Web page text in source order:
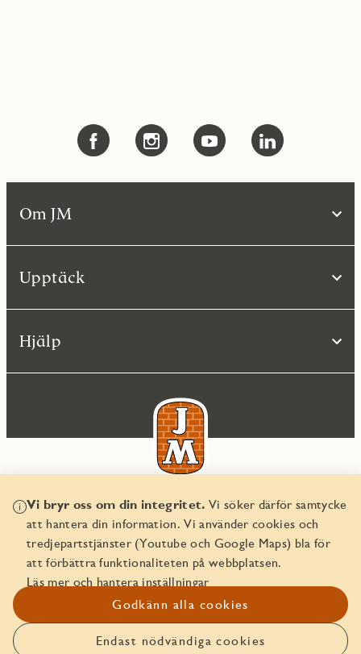
Vi bryr oss om din integritet. Vi söker därför samtycke
att hantera din information. Vi använder cookies och
tredjepartstjänster (Youtube och Google Maps) bla för
att förbättra funktionaliteten på webbplatsen.
Läs mer och hantera inställningar
Godkänn alla cookies
Endast nödvändiga cookies
Om JM
Upptäck
Hjälp
© JM AB 2026
Organisationsnummer 556045-2103